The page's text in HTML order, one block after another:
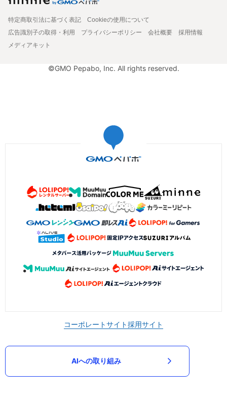
特定商取引法に基づく表記
Cookieの使用について
広告識別子の取得・利用
プライバシーポリシー 会社概要
採用情報
メディアキット
©GMO Pepabo, Inc. All rights reserved.
コーポレートサイト採用サイト
AIへの取り組み